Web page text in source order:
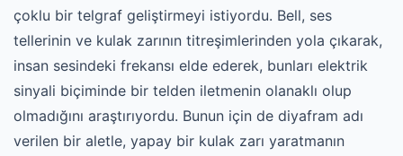
çoklu bir telgraf geliştirmeyi istiyordu. Bell, ses
tellerinin ve kulak zarının titreşimlerinden yola çıkarak,
insan sesindeki frekansı elde ederek, bunları elektrik
sinyali biçiminde bir telden iletmenin olanaklı olup
olmadığını araştırıyordu. Bunun için de diyafram adı
verilen bir aletle, yapay bir kulak zarı yaratmanın